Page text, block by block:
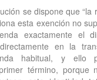
se dispone que “la
esta exención no
exactamente el
en la
habitual, y ello
término,